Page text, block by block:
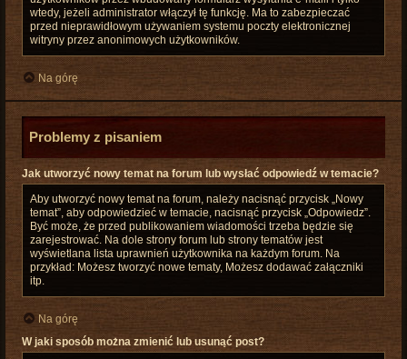
wtedy, jeżeli administrator włączył tę funkcję. Ma to zabezpieczać
przed nieprawidłowym używaniem systemu poczty elektronicznej
witryny przez anonimowych użytkowników.
Na górę
Problemy z pisaniem
Jak utworzyć nowy temat na forum lub wysłać odpowiedź w temacie?
Aby utworzyć nowy temat na forum, należy nacisnąć przycisk „Nowy
temat”, aby odpowiedzieć w temacie, nacisnąć przycisk „Odpowiedz”.
Być może, że przed publikowaniem wiadomości trzeba będzie się
zarejestrować. Na dole strony forum lub strony tematów jest
wyświetlana lista uprawnień użytkownika na każdym forum. Na
przykład: Możesz tworzyć nowe tematy, Możesz dodawać załączniki
itp.
Na górę
W jaki sposób można zmienić lub usunąć post?